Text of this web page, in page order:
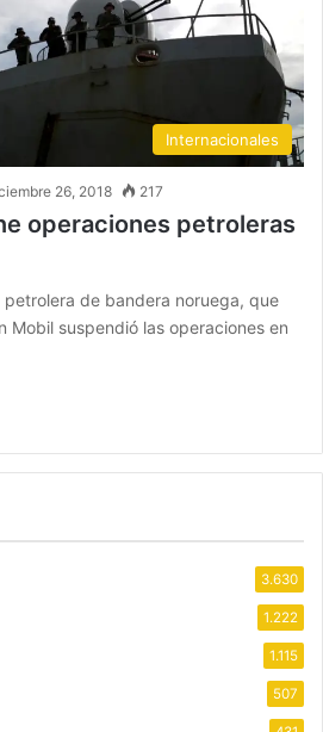
Internacionales
26, 2018 217
operaciones petroleras
de bandera noruega, que
Mobil suspendió las operaciones en
3.630
1.222
1.115
507